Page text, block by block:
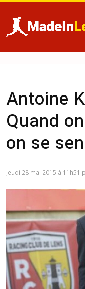
Antoine
Quand
on se
Jeudi 28 mai 2015 à 11h51